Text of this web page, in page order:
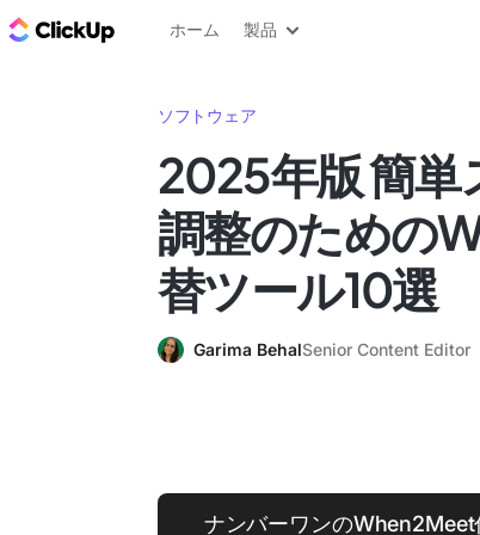
ClickUp ブログ
ホーム 製品
ソフトウェア
2025年版 簡単
調整のための
替ツール10選
Garima BehalSenior Content Editor
ナンバーワンのWhen2Meet